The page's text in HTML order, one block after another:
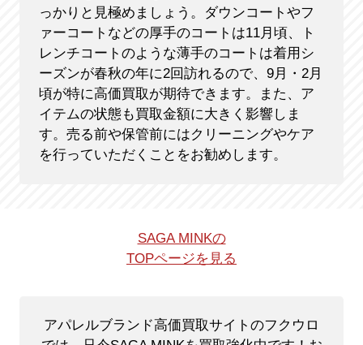
っかりと見極めましょう。ダウンコートやフ
ァーコートなどの厚手のコートは11月頃、ト
レンチコートのような薄手のコートは着用シ
ーズンが春秋の年に2回訪れるので、9月・2月
頃が特に高価買取が期待できます。また、ア
イテムの状態も買取金額に大きく影響しま
す。売る前や保管前にはクリーニングやケア
を行っていただくことをお勧めします。
SAGA MINKの
TOPページを見る
アパレルブランド高価買取サイトのフクウロ